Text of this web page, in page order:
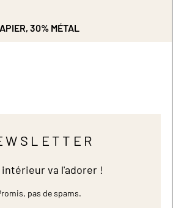
30% MÉTAL
va l'adorer !
pas de spams.